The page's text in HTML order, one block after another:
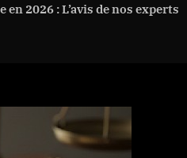
2026 : L’avis de nos experts